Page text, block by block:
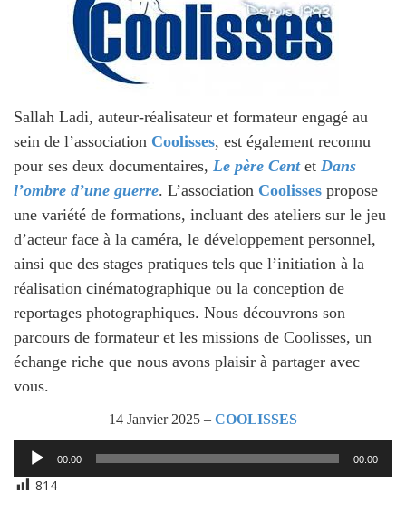
Sallah Ladi, auteur-réalisateur et formateur engagé au
sein de l’association Coolisses, est également reconnu
pour ses deux documentaires, Le père Centet Dans
l’ombre d’une guerre. L’association Coolisses propose
une variété de formations, incluant des ateliers sur le jeu
d’acteur face à la caméra, le développement personnel,
ainsi que des stages pratiques tels que l’initiation à la
réalisation cinématographique ou la conception de
reportages photographiques. Nous découvrons son
parcours de formateur et les missions de Coolisses, un
échange riche que nous avons plaisir à partager avec
vous.
14 Janvier 2025 – COOLISSES
Lecteur
audio
00:00 00:00
814